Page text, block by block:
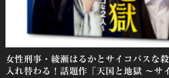
女性刑事・綾瀬はるかとサイコパスな
入れ替わる！話題作「天国と地獄 〜サ